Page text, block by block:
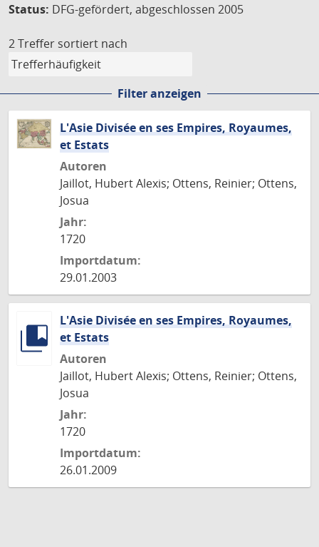
Status: DFG-gefördert, abgeschlossen 2005
2 Treffer sortiert nach
Filter anzeigen
L'Asie Divisée en ses Empires, Royaumes,
et Estats
Autoren
Jaillot, Hubert Alexis; Ottens, Reinier; Ottens,
Josua
Jahr:
1720
Importdatum:
29.01.2003
L'Asie Divisée en ses Empires, Royaumes,
et Estats
Autoren
Jaillot, Hubert Alexis; Ottens, Reinier; Ottens,
Josua
Jahr:
1720
Importdatum:
26.01.2009